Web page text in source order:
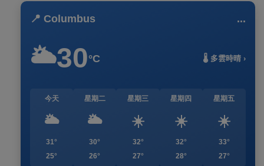
📍 Columbus ...
🌥️30°C 🌡️ 多雲時晴 ›
今天
🌥️
31°
25°
星期二
🌥️
30°
26°
星期三
☀️
32°
27°
星期四
☀️
32°
28°
星期五
☀️
33°
27°